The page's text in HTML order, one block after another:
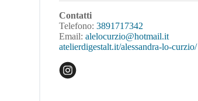
Contatti
Telefono:3891717342
Email:alelocurzio@hotmail.it
atelierdigestalt.it/alessandra-lo-curzio/